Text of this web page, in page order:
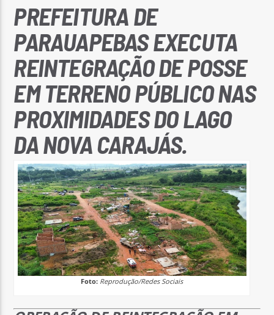
PREFEITURA DE
PARAUAPEBAS EXECUTA
REINTEGRAÇÃO DE POSSE
EM TERRENO PÚBLICO NAS
PROXIMIDADES DO LAGO
DA NOVA CARAJÁS.
Foto: Reprodução/Redes Sociais